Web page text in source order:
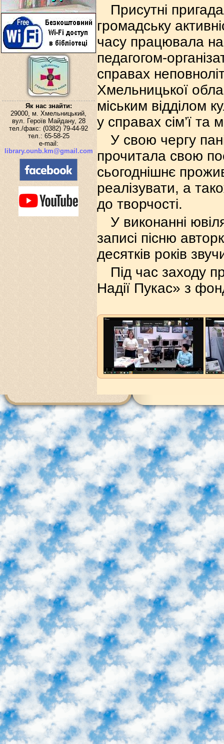
Як нас знайти:
29000, м. Хмельницький,
вул. Героїв Майдану, 28
тел./факс: (0382) 79-44-92
тел.: 65-58-25
e-mail:
library.ounb.km@gmail.com
Присутні
громадську
часу працювала на
педагогом-
справах
Хмельницької
міським відділом
у справах сім’ї та
У свою чергу
прочитала свою
сьогоднішнє
реалізувати, а
до творчості.
У виконанні
записі пісню
десятків років
Під час заходу
Надії Пукас» з